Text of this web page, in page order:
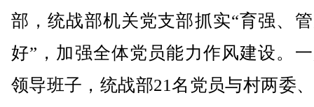
部，统战部机关党支部抓实“育强、
好”，加强全体党员能力作风建设。
领导班子，统战部21名党员与村两委